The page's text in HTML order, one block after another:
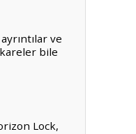
ve
bile
Lock,